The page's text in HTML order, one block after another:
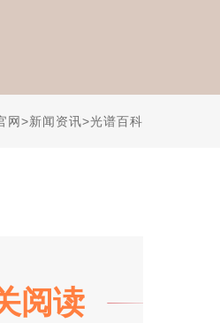
网>新闻资讯>光谱百科
阅读